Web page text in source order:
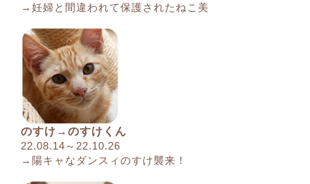
→妊婦と間違われて保護されたねこ美
のすけ→のすけくん
22.08.14～22.10.26
→陽キャなダンスィのすけ襲来！